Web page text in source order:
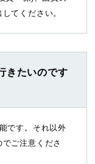
てください。
きたいのです
です。それ以外
ご注意くださ